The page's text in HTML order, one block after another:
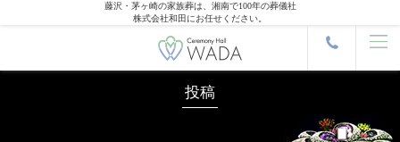
藤沢・茅ヶ崎の家族葬は、湘南で100年の葬儀社
株式会社和田にお任せください。
投稿